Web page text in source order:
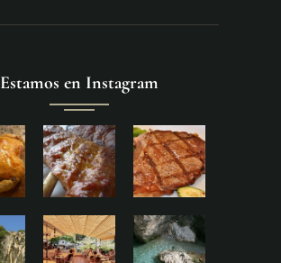
Estamos en Instagram